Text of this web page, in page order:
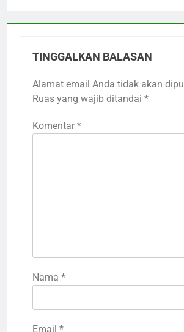
TINGGALKAN BALASAN
Alamat email Anda tidak akan
Ruas yang wajib ditandai *
Komentar *
Nama *
Email *